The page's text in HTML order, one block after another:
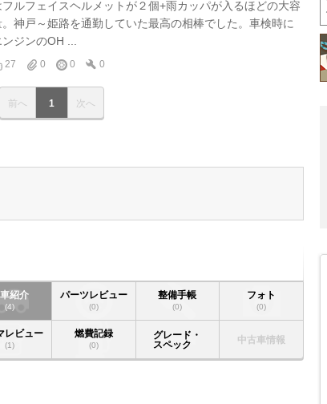
フルフェイスヘルメットが２個+雨カッパが入るほどの大容
。神戸～姫路を通勤していた最高の相棒でした。車検時に
ジンのOH ...
27 0 0 0
前へ 1 次へ
紹介
(4)
パーツレビュー
(0)
整備手帳
(0)
フォト
(0)
レビュー
(1)
燃費記録
(0)
グレード・
スペック
中古車情報